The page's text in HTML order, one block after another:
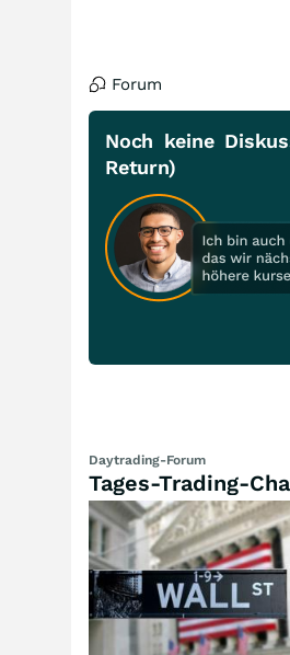
Forum
Noch keine
Return)
Daytrading-Forum
Tages-Trading-